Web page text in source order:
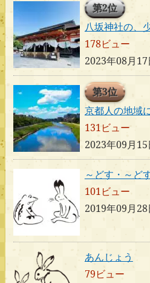
第2位
八坂神社の、
178ビュー
2023年08月
第3位
京都人の地域
131ビュー
2023年09月
～どす・～ど
101ビュー
2019年09月
あんじょう
79ビュー